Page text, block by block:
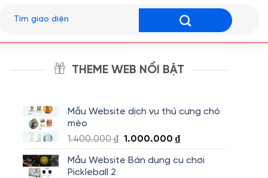
kiếm:
THEME WEB NỔI BẬT
Mẫu Website dịch vụ thú cưng chó
mèo
1.400.000₫ Giá
là:
1.000.000₫Giá
tại
Mẫu Website Bán dụng cụ chơi
Pickleball 2